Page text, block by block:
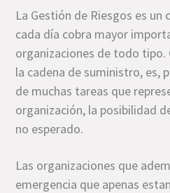
La Gestión de Riesgos es
cada día cobra mayor
organizaciones de todo
la cadena de suministro, es,
de muchas tareas que
organización, la posibilidad
no esperado.
Las organizaciones que
emergencia que apenas